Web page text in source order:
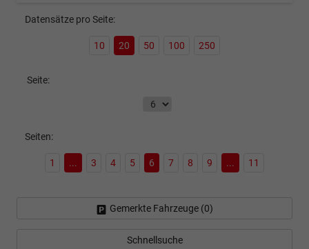
Datensätze pro Seite:
10 20 50 100 250
Seite:
Seiten:
1 ... 3 4 5 6 7 8 9 ... 11
Gemerkte Fahrzeuge (0)
Schnellsuche